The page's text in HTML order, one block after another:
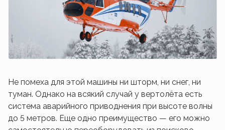
Не помеха для этой машины ни шторм, ни снег, ни
туман. Однако на всякий случай у вертолёта есть
система аварийного приводнения при высоте волны
до 5 метров. Еще одно преимущество — его можно